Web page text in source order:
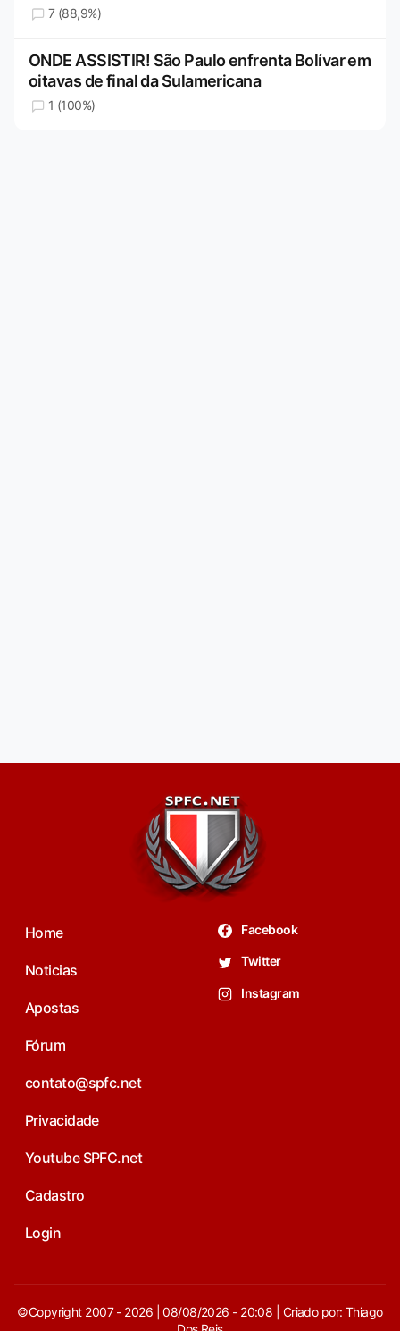
7 (88,9%)
ONDE ASSISTIR! São Paulo enfrenta Bolívar em
oitavas de final da Sulamericana
1 (100%)
Home
Noticias
Apostas
Fórum
contato@spfc.net
Privacidade
Youtube SPFC.net
Cadastro
Login
Facebook
Twitter
Instagram
©Copyright 2007 - 2026 | 08/08/2026 - 20:08 | Criado por: Thiago